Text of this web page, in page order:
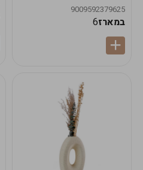
9009592379625
במארז6